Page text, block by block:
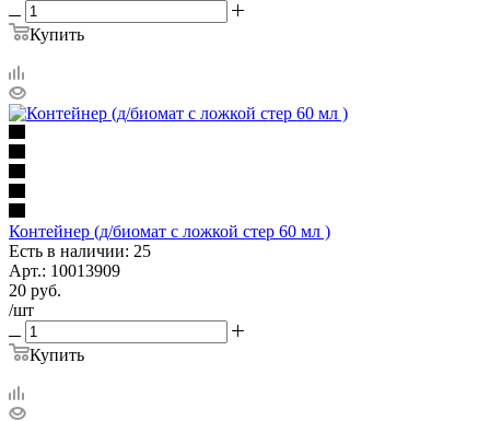
Купить
Контейнер (д/биомат с ложкой стер 60 мл )
Есть в наличии: 25
Арт.: 10013909
20 руб.
/шт
Купить